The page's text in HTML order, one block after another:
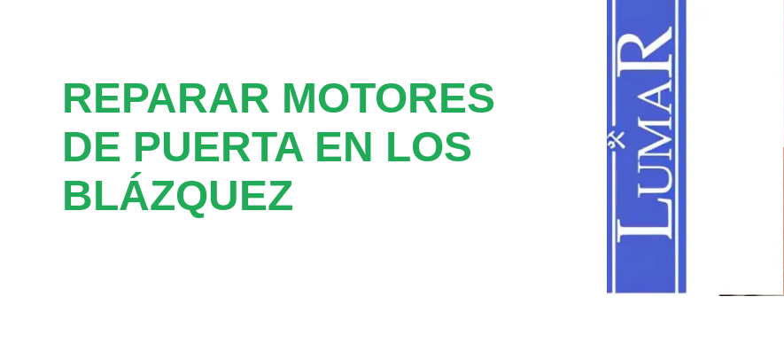
REPARAR MOTORES
DE PUERTA EN LOS
BLÁZQUEZ